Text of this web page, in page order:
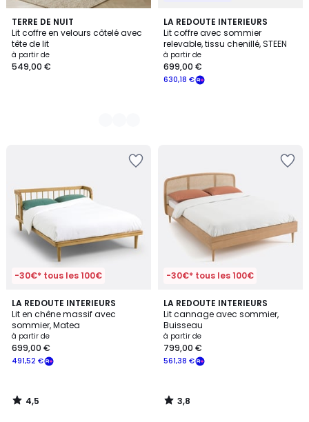
TERRE DE NUIT
Lit coffre en velours côtelé avec
tête de lit
à partir de
549,00 €
2
Couleurs
LA REDOUTE INTERIEURS
Lit coffre avec sommier
relevable, tissu chenillé, STEEN
à partir de
630,18 €
699,00 €
-30€* tous les 100€
LA REDOUTE INTERIEURS
Lit en chêne massif avec
sommier, Matea
à partir de
491,52 €
699,00 €
4,5
/ 5
4,5
/
-30€* tous les 100€
LA REDOUTE INTERIEURS
Lit cannage avec sommier,
Buisseau
à partir de
561,38 €
799,00 €
3,8
/ 5
3,8
/